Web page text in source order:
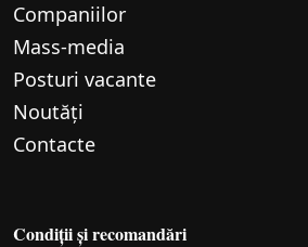
Companiilor
Mass-media
Posturi vacante
Noutăți
Contacte
Condiții și recomandări